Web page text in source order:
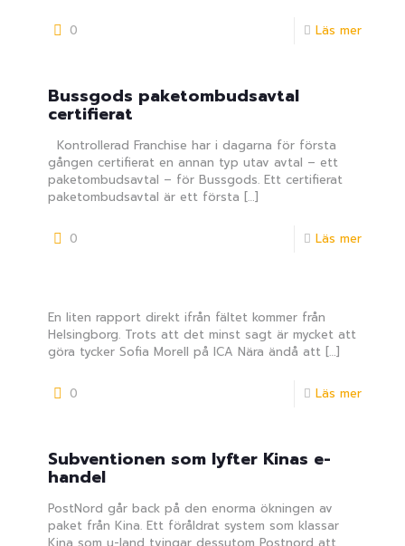
0 Läs mer
Bussgods paketombudsavtal
certifierat
Kontrollerad Franchise har i dagarna för första
gången certifierat en annan typ utav avtal – ett
paketombudsavtal – för Bussgods. Ett certifierat
paketombudsavtal är ett första […]
0 Läs mer
En liten rapport direkt ifrån fältet kommer från
Helsingborg. Trots att det minst sagt är mycket att
göra tycker Sofia Morell på ICA Nära ändå att […]
0 Läs mer
Subventionen som lyfter Kinas e-
handel
PostNord går back på den enorma ökningen av
paket från Kina. Ett föråldrat system som klassar